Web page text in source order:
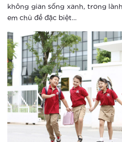
không gian sống xanh, trong
em chủ đề đặc biệt…Xem thêm
Thành phố
căn hộ thông
Xem thêm
Cư dân nhí
trường an
Smart City
Xem thêm